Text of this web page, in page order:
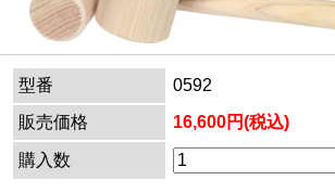
型番
0592
販売価格
16,600円(税込)
購入数